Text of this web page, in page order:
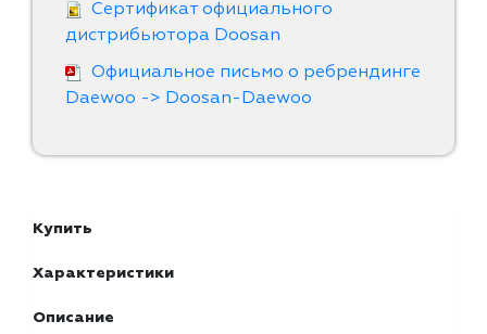
Сертификат официального
дистрибьютора Doosan
Официальное письмо о ребрендинге
Daewoo -> Doosan-Daewoo
Купить
Характеристики
Описание